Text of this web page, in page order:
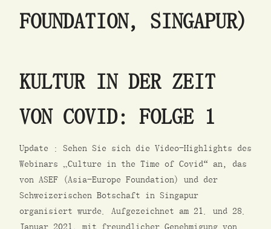
FOUNDATION, SINGAPUR)
KULTUR IN DER ZEIT
VON COVID: FOLGE 1
Update : Sehen Sie sich die Video-Highlights des
Webinars „Culture in the Time of Covid“ an, das
von ASEF (Asia-Europe Foundation) und der
Schweizerischen Botschaft in Singapur
organisiert wurde. Aufgezeichnet am 21. und 28.